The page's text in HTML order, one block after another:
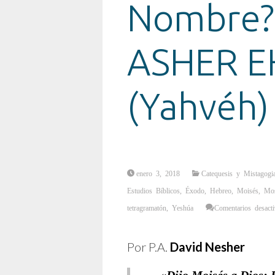
ASHER
(Yahvéh)
enero 3, 2018 Catequesis y
Estudios Bíblicos Éxodo Hebreo Moisés
tetragramatón Yeshúa Comentarios
Por P.A. David Nesher